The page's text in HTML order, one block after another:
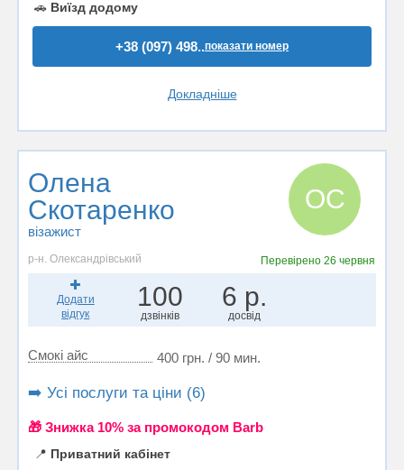
🚗 Виїзд додому
+38 (097) 498..показати номер
Докладніше
Олена
Скотаренко
візажист
ОС
р-н. Олександрівський Перевірено26 червня
Додати
відгук
100
дзвінків
6 р.
досвід
Смокі айс 400 грн. / 90 мин.
➡️ Усі послуги та ціни (6)
🎁 Знижка 10% за промокодом Barb
📍 Приватний кабінет